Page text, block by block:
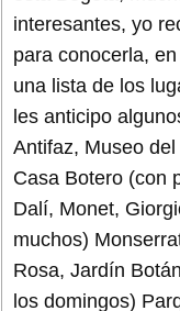
interesantes, yo
para conocerla,
una lista de los
les anticipo
Antifaz, Museo
Casa Botero (con
Dalí, Monet,
muchos)
Rosa, Jardín
los domingos)